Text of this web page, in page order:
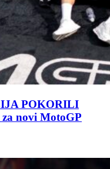
POKORILI
novi MotoGP